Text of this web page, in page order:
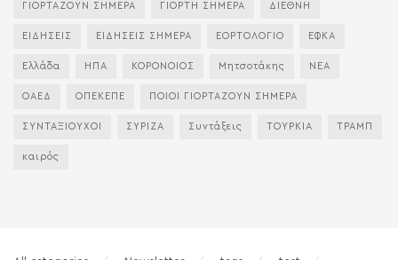
ΓΙΟΡΤΑΖΟΥΝ ΣΗΜΕΡΑ ΓΙΟΡΤΗ ΣΗΜΕΡΑ ΔΙΕΘΝΗ
ΕΙΔΗΣΕΙΣ ΕΙΔΗΣΕΙΣ ΣΗΜΕΡΑ ΕΟΡΤΟΛΟΓΙΟ ΕΦΚΑ
Ελλάδα ΗΠΑ ΚΟΡΟΝΟΙΟΣ Μητσοτάκης ΝΕΑ
ΟΑΕΔ ΟΠΕΚΕΠΕ ΠΟΙΟΙ ΓΙΟΡΤΑΖΟΥΝ ΣΗΜΕΡΑ
ΣΥΝΤΑΞΙΟΥΧΟΙ ΣΥΡΙΖΑ Συντάξεις ΤΟΥΡΚΙΑ ΤΡΑΜΠ
καιρός